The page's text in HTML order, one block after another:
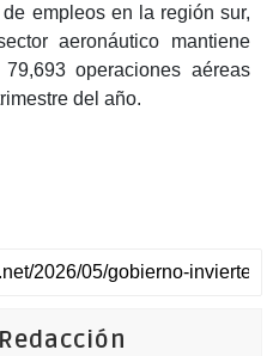
empleos en la región sur,
aeronáutico mantiene
operaciones aéreas
del año.